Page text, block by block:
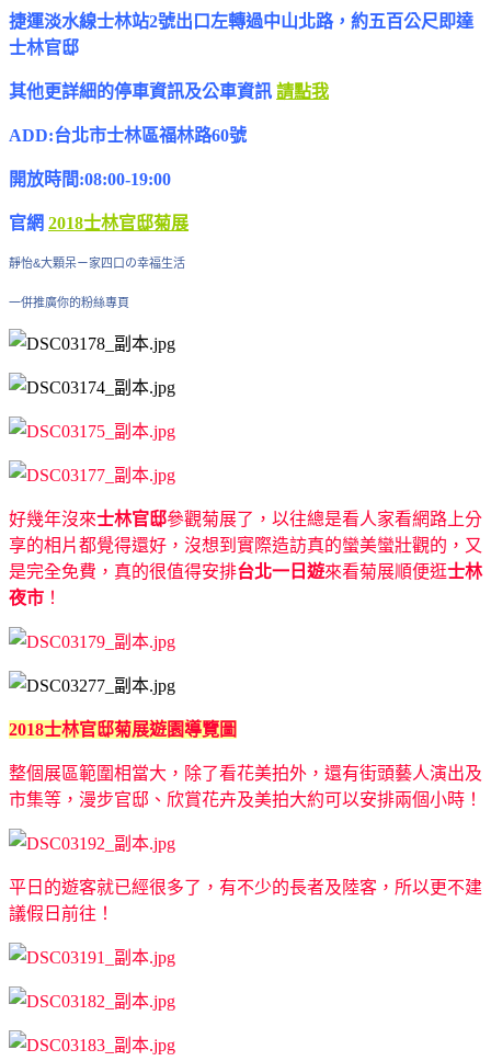
捷運淡水線士林站2號出口左轉過中山北路，約五百公尺即達
士林官邸
其他更詳細的停車資訊及公車資訊 請點我
ADD:台北市士林區福林路60號
開放時間:08:00-19:00
官網 2018士林官邸菊展
靜怡&大顆呆ㄧ家四口の幸福生活
一併推廣你的粉絲專頁
好幾年沒來士林官邸參觀菊展了，以往總是看人家看網路上分
享的相片都覺得還好，沒想到實際造訪真的蠻美蠻壯觀的，又
是完全免費，真的很值得安排台北一日遊來看菊展順便逛士林
夜市 ！
2018士林官邸菊展遊園導覽圖
整個展區範圍相當大，除了看花美拍外，還有街頭藝人演出及
市集等，漫步官邸、欣賞花卉及美拍大約可以安排兩個小時！
平日的遊客就已經很多了，有不少的長者及陸客，所以更不建
議假日前往！